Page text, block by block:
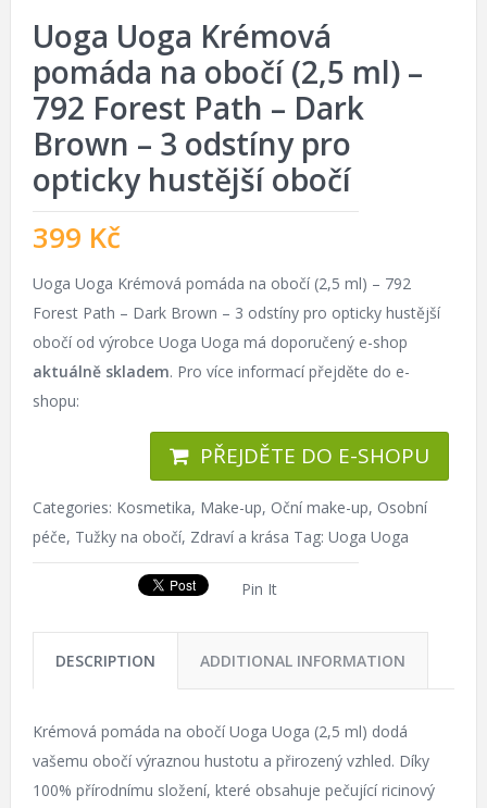
Uoga Uoga Krémová
pomáda na obočí (2,5 ml) –
792 Forest Path – Dark
Brown – 3 odstíny pro
opticky hustější obočí
399 Kč
Uoga Uoga Krémová pomáda na obočí (2,5 ml) – 792
Forest Path – Dark Brown – 3 odstíny pro opticky hustější
obočí od výrobce Uoga Uoga má doporučený e-shop
aktuálně skladem. Pro více informací přejděte do e-
shopu:
PŘEJDĚTE DO E-SHOPU
Categories: Kosmetika, Make-up, Oční make-up, Osobní
péče, Tužky na obočí, Zdraví a krása Tag: Uoga Uoga
Pin It
DESCRIPTION ADDITIONAL INFORMATION
Krémová pomáda na obočí Uoga Uoga (2,5 ml) dodá
vašemu obočí výraznou hustotu a přirozený vzhled. Díky
100% přírodnímu složení, které obsahuje pečující ricinový